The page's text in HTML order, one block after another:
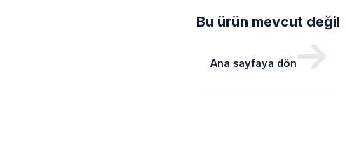
Bu ürün mevcut değil
Ana sayfaya dön